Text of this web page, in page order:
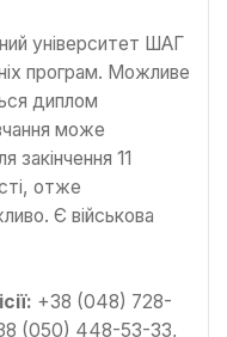
програм. Можливе
диплом
може
закінчення 11
отже
Є військова
+38 (048) 728-
(050) 448-53-33,